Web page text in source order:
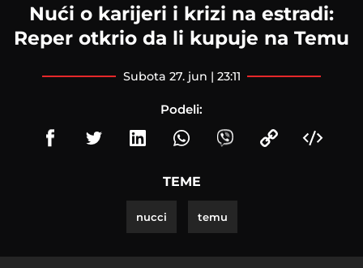
Nući o karijeri i krizi na estradi:
Reper otkrio da li kupuje na Temu
subota 27. jun | 23:11
Podeli:
TEME
nucci temu